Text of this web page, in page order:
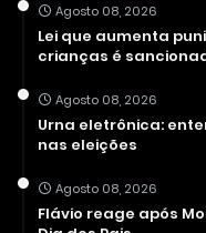
Agosto 08, 2026
Lei que aumenta
crianças é
Agosto 08, 2026
Urna eletrônica:
nas eleições
Agosto 08, 2026
Flávio reage após